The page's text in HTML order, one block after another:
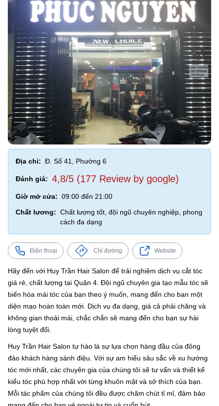
Địa chỉ: Đ. Số 41, Phường 6
Đánh giá: 4,8/5 (177 Review by google)
Giờ mở cửa: 09:00 đến 21:00
Chất lương: Chất lượng tốt, đội ngũ chuyên nghiệp, phong
cách đa dạng
Điện thoại Chỉ đường Website
Hãy đến với Huy Trần Hair Salon để trải nghiệm dịch vụ cắt tóc
giá rẻ, chất lượng tại Quận 4. Đội ngũ chuyên gia tạo mẫu tóc sẽ
biến hóa mái tóc của bạn theo ý muốn, mang đến cho bạn một
diện mạo hoàn toàn mới. Dịch vụ đa dạng, giá cả phải chăng và
không gian thoải mái, chắc chắn sẽ mang đến cho bạn sự hài
lòng tuyệt đối.
Huy Trần Hair Salon tự hào là sự lựa chọn hàng đầu của đông
đảo khách hàng sành điệu. Với sự am hiểu sâu sắc về xu hướng
tóc mới nhất, các chuyên gia của chúng tôi sẽ tư vấn và thiết kế
kiểu tóc phù hợp nhất với từng khuôn mặt và sở thích của bạn.
Mỗi tác phẩm của chúng tôi đều được chăm chút tỉ mỉ, đảm bảo